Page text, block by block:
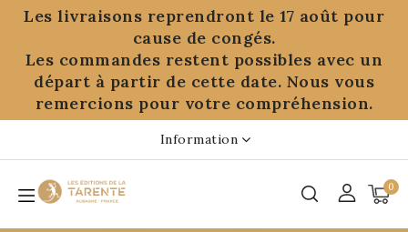
Les livraisons reprendront le 17 août pour
cause de congés.
Les commandes restent possibles avec un
départ à partir de cette date. Nous vous
remercions pour votre compréhension.
Information
0
Panneau de gestion des cookies